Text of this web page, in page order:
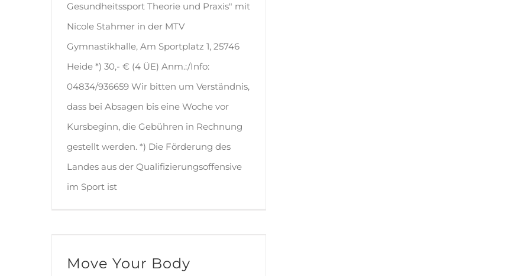
Gesundheitssport Theorie und Praxis" mit
Nicole Stahmer in der MTV
Gymnastikhalle, Am Sportplatz 1, 25746
Heide *) 30,- € (4 ÜE) Anm.:/Info:
04834/936659 Wir bitten um Verständnis,
dass bei Absagen bis eine Woche vor
Kursbeginn, die Gebühren in Rechnung
gestellt werden. *) Die Förderung des
Landes aus der Qualifizierungsoffensive
im Sport ist
Move Your Body